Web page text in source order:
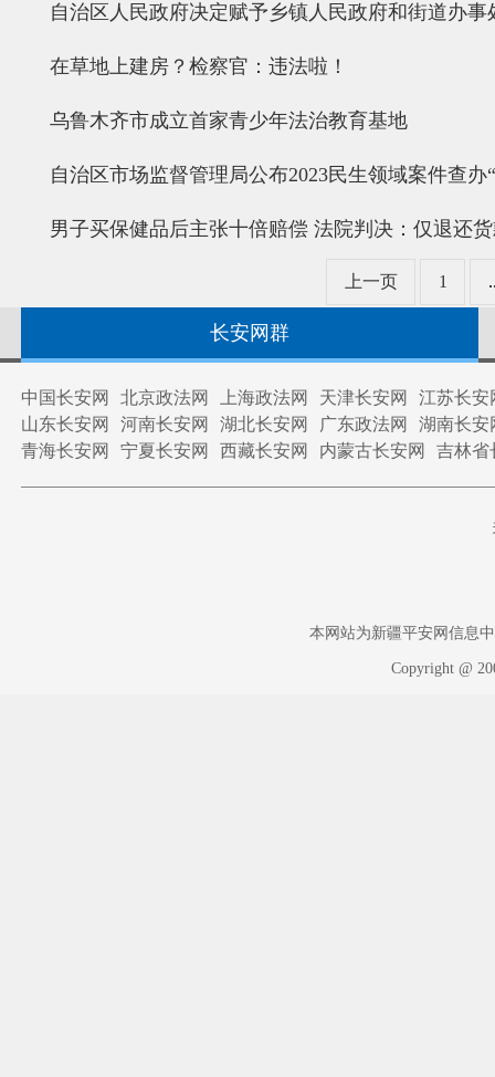
自治区人民政府决定赋予乡镇人民政府和街道办
在草地上建房？检察官：违法啦！
乌鲁木齐市成立首家青少年法治教育基地
自治区市场监督管理局公布2023民生领域案件查
男子买保健品后主张十倍赔偿 法院判决：仅退还
上一页 1
长安网群
中国长安网 北京政法网 上海政法网 天津长安网
江苏长安
山东长安网
河南长安网 湖北长安网 广东政法网
湖南长安
青海长安网
宁夏长安网 西藏长安网 内蒙古长安网 吉林省
本网站为新疆平安网信息
Copyright @